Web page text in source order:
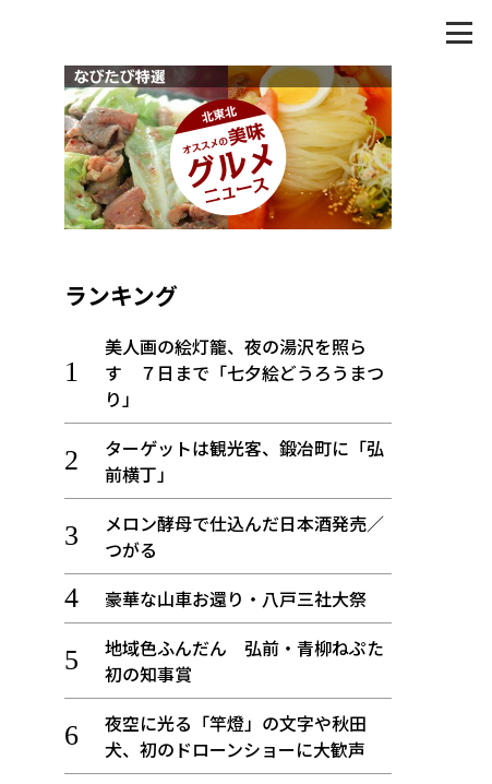
ランキング
美人画の絵灯籠、夜の湯沢を照ら
す ７日まで「七夕絵どうろうまつ
り」
ターゲットは観光客、鍛冶町に「弘
前横丁」
メロン酵母で仕込んだ日本酒発売／
つがる
豪華な山車お還り・八戸三社大祭
地域色ふんだん 弘前・青柳ねぷた
初の知事賞
夜空に光る「竿燈」の文字や秋田
犬、初のドローンショーに大歓声